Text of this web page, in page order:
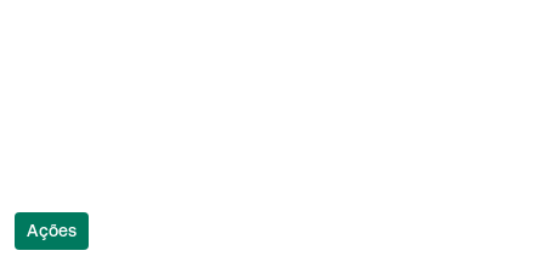
Ações